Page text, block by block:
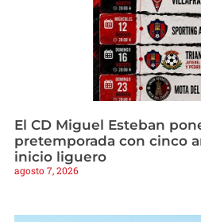
El CD Miguel Esteban
pretemporada con cinco
inicio liguero
agosto 7, 2026